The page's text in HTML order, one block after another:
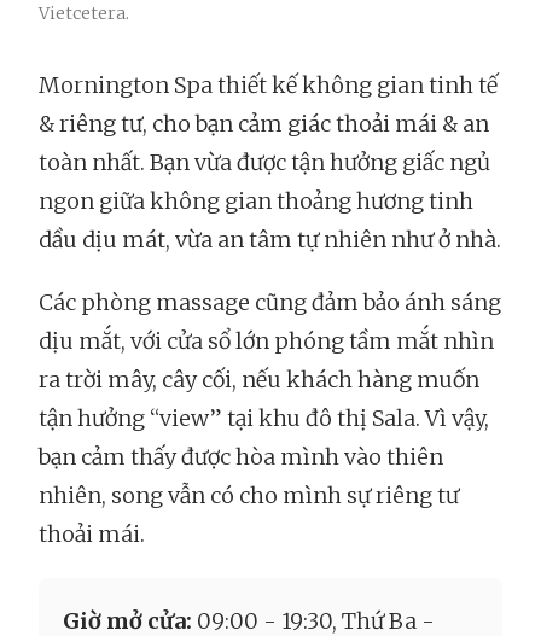
Vietcetera.
Mornington Spa thiết kế không gian tinh tế
& riêng tư, cho bạn cảm giác thoải mái & an
toàn nhất. Bạn vừa được tận hưởng giấc ngủ
ngon giữa không gian thoảng hương tinh
dầu dịu mát, vừa an tâm tự nhiên như ở nhà.
Các phòng massage cũng đảm bảo ánh sáng
dịu mắt, với cửa sổ lớn phóng tầm mắt nhìn
ra trời mây, cây cối, nếu khách hàng muốn
tận hưởng “view” tại khu đô thị Sala. Vì vậy,
bạn cảm thấy được hòa mình vào thiên
nhiên, song vẫn có cho mình sự riêng tư
thoải mái.
Giờ mở cửa: 09:00 - 19:30, Thứ Ba -